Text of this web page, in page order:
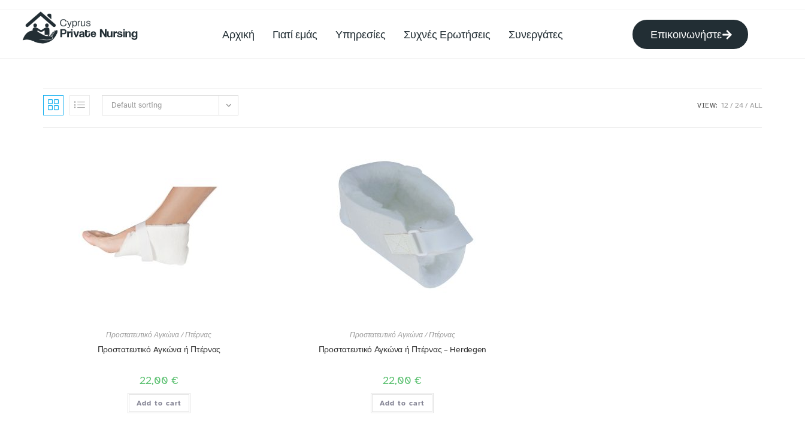
Αρχική Γιατί εμάς Υπηρεσίες Συχνές Ερωτήσεις Συνεργάτες Επικοινωνήστε
Default sorting VIEW: 12 24 ALL
Προστατευτικό Αγκώνα / Πτέρνας
Προστατευτικό Aγκώνα ή Πτέρνας
22,00 €
Add to cart
Προστατευτικό Αγκώνα / Πτέρνας
Προστατευτικό Αγκώνα ή Πτέρνας – Herdegen
22,00€
Add to cart